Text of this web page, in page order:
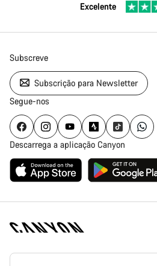
Excelente
Subscreve
Subscrição para Newsletter
Segue-nos
Descarrega a aplicação Canyon
Rodapé